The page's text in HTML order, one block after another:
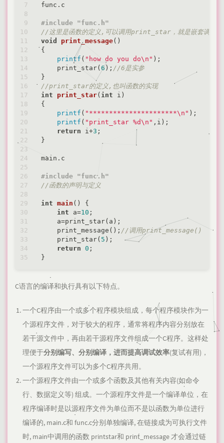
func.c
#include
"func.h"
//这里是函数的定义,可以调用print_star，就是嵌套调用
void
print_message()
{
printf ( "how do you do\n" );
    print_star(
6); //6是实参
//print_star的定义,也叫函数的实现
int
print_star( int i)
{
printf ( "**********************\n" );
printf ( "print_star %d\n" ,i);
return i+3 ;
}
main.c
#include
"func.h"
//函数的声明与定义
int main ()
{
int a=10 ;
    a=print_star(a);
    print_message();
//调用print_message()
    print_star(
5 );
return 0 ;
C语言的编译和执行具有以下特点。
一个C程序由一个或多个程序模块组成，每个程序模块作为一
个源程序文件，对于较大的程序，通常将程序内容分别放在
若干源文件中，再由若干源程序文件组成一个C程序。这样处
理便于分别编写、分别编译，进而提高调试效率(复试有用)，
一个源程序文件可以为多个C程序共用。
一个源程序文件由一个或多个函数及其他有关内容(如命令
行、数据定义等) 组成。一个源程序文件是一个编译单位，在
程序编译时是以源程序文件为单位而不是以函数为单位进行
编译的, main.c和 func.c分别单独编译, 在链接成为可执行文件
时, main中调用的函数 printstar和 print_message 才会通过链